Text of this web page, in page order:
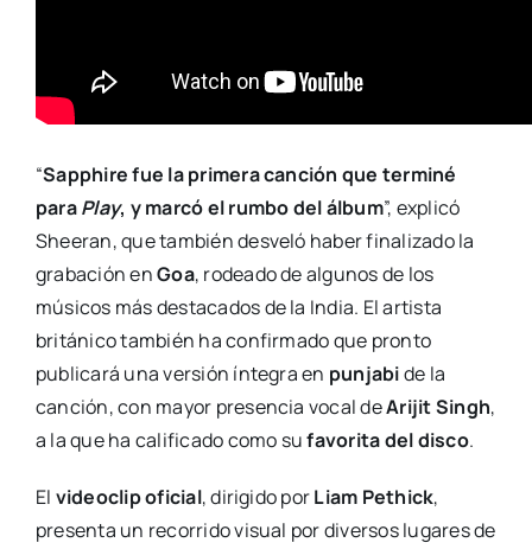
“Sapphire fue la primera canción que terminé
paraPlay, y marcó el rumbo del álbum”, explicó
Sheeran, que también desveló haber finalizado la
grabación enGoa, rodeado de algunos de los
músicos más destacados de la India. El artista
británico también ha confirmado que pronto
publicará una versión íntegra en punjabide la
canción, con mayor presencia vocal deArijit Singh,
a la que ha calificado como sufavorita del disco.
El videoclip oficial, dirigido porLiam Pethick,
presenta un recorrido visual por diversos lugares de